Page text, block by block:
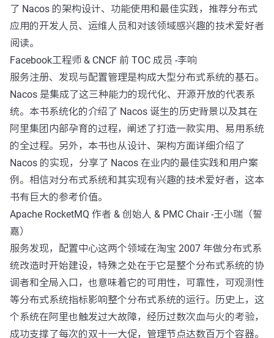
了 Nacos 的架构设计、功能使用和最佳实践，推荐分布式
应用的开发人员、运维人员和对该领域感兴趣的技术爱好者
阅读。
Facebook工程师 & CNCF 前 TOC 成员 -李响
服务注册、发现与配置管理是构成大型分布式系统的基石。
Nacos 是集成了这三种能力的现代化、开源开放的代表系
统。本书系统化的介绍了 Nacos 诞生的历史背景以及其在
阿里集团内部孕育的过程，阐述了打造一款实用、易用系统
的全过程。另外，本书也从设计、架构方面详细介绍了
Nacos 的实现，分享了 Nacos 在业内的最佳实践和用户案
例。相信对分布式系统和其实现有兴趣的技术爱好者，这本
书有巨大的参考价值。
Apache RocketMQ 作者 & 创始人 & PMC Chair -王小瑞（誓
嘉）
服务发现，配置中心这两个领域在淘宝 2007 年做分布式系
统改造时开始建设，特殊之处在于它是整个分布式系统的协
调者和全局入口，也意味着它的可用性，可靠性，可观测性
等分布式系统指标影响整个分布式系统的运行。历史上，这
个系统在阿里也触发过大故障，经历过数次血与火的考验，
成功支撑了每次的双十一大促，管理节点达数百万个容器。